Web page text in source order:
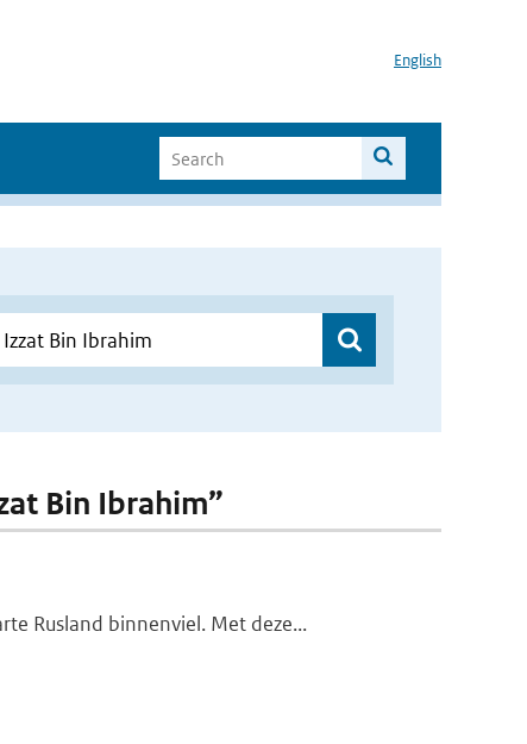
English
Bin Ibrahim”
Rusland binnenviel. Met deze...